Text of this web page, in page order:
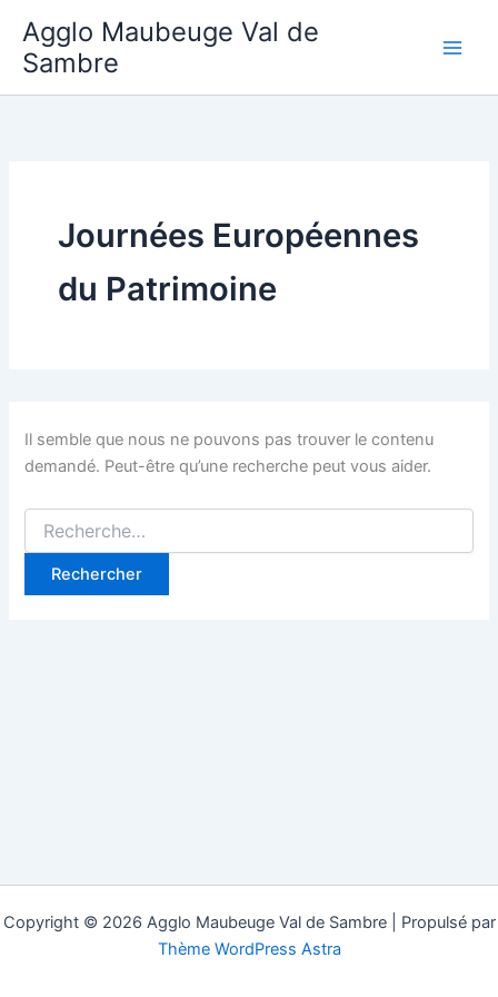
contenu
Agglo Maubeuge Val de
Sambre
Journées Européennes
du Patrimoine
Il semble que nous ne pouvons pas trouver le contenu
demandé. Peut-être qu’une recherche peut vous aider.
Rechercher :
Copyright © 2026 Agglo Maubeuge Val de Sambre | Propulsé par
Thème WordPress Astra